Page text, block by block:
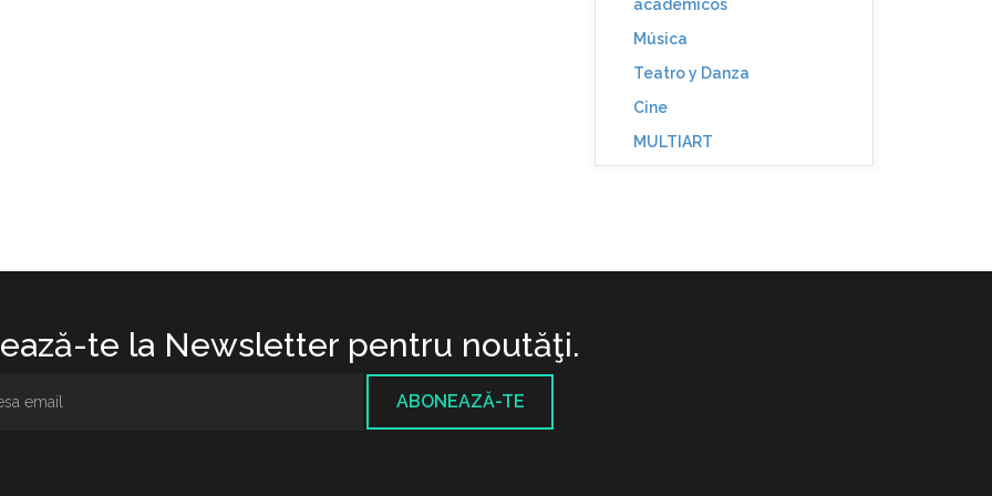
académicos
Música
Teatro y Danza
Cine
MULTIART
te la Newsletter pentru noutăţi.
ABONEAZĂ-TE